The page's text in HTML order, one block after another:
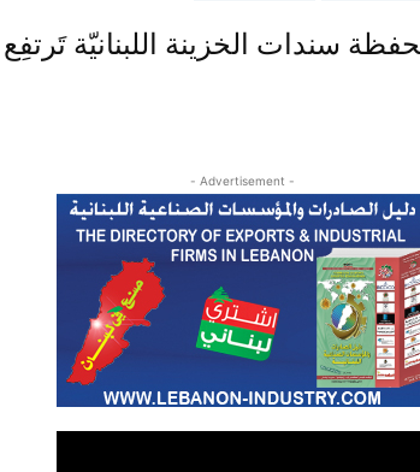
سندات الخزينة اللبنانيّة تَرتفِع بنسبة 5% في
- Advertisement -